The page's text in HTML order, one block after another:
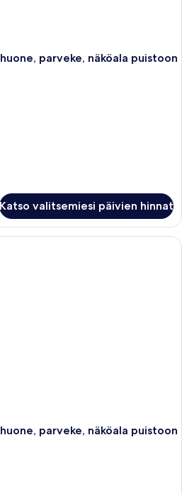
parveke, näköala puistoon
Katso valitsemiesi päivien hinnat
parveke, näköala puistoon